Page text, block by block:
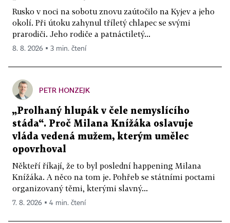
Rusko v noci na sobotu znovu zaútočilo na Kyjev a jeho
okolí. Při útoku zahynul tříletý chlapec se svými
prarodiči. Jeho rodiče a patnáctiletý...
8. 8. 2026 ▪ 3 min. čtení
PETR HONZEJK
„Prolhaný hlupák v čele nemyslícího
stáda“. Proč Milana Knížáka oslavuje
vláda vedená mužem, kterým umělec
opovrhoval
Někteří říkají, že to byl poslední happening Milana
Knížáka. A něco na tom je. Pohřeb se státními poctami
organizovaný těmi, kterými slavný...
7. 8. 2026 ▪ 4 min. čtení